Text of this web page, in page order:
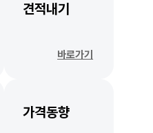
견적내기
바로가기
가격동향